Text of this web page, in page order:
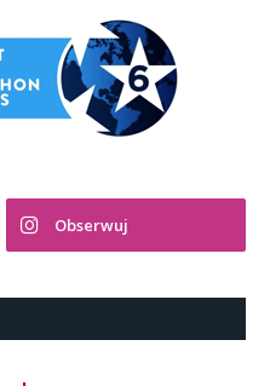
Obserwuj